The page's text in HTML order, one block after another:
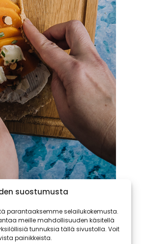
suostumusta
parantaaksemme selailukokemusta.
meille mahdollisuuden käsitellä
tunnuksia tällä sivustolla. Voit
painikkeista.